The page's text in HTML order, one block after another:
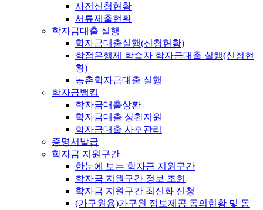
사전신청현황
서류제출현황
학자금대출 실행
학자금대출실행(신청현황)
학점은행제 학습자 학자금대출 실행(신청현
황)
농촌학자금대출 실행
학자금뱅킹
학자금대출상환
학자금대출 상환지원
학자금대출 사후관리
증명서발급
학자금 지원구간
한눈에 보는 학자금 지원구간
학자금 지원구간 정보 조회
학자금 지원구간 최신화 신청
(가구원용)가구원 정보제공 동의현황 및 동